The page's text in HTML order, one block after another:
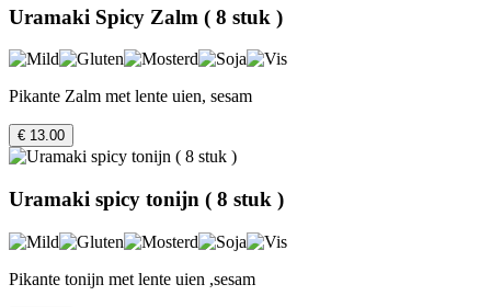
Uramaki Spicy Zalm ( 8 stuk )
Pikante Zalm met lente uien, sesam
€ 13.00
Uramaki spicy tonijn ( 8 stuk )
Pikante tonijn met lente uien ,sesam